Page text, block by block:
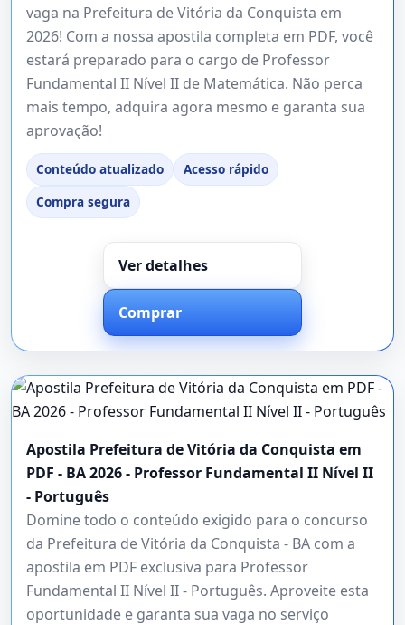
vaga na Prefeitura de Vitória da Conquista em
2026! Com a nossa apostila completa em PDF, você
estará preparado para o cargo de Professor
Fundamental II Nível II de Matemática. Não perca
mais tempo, adquira agora mesmo e garanta sua
aprovação!
Conteúdo atualizado
Acesso rápido
Compra segura
Ver detalhes
Comprar
Apostila Prefeitura de Vitória da Conquista em
PDF - BA 2026 - Professor Fundamental II Nível II
- Português
Domine todo o conteúdo exigido para o concurso
da Prefeitura de Vitória da Conquista - BA com a
apostila em PDF exclusiva para Professor
Fundamental II Nível II - Português. Aproveite esta
oportunidade e garanta sua vaga no serviço